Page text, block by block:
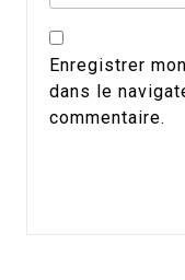
Enregistrer
dans le
commentaire.